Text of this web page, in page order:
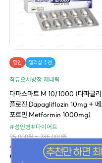
할인 델리샵 추천
직듀오서방정 제네릭
다파스마트 M 10/1000 (다파글리
플로진 Dapagliflozin 10mg + 메
포르민 Metformin 1000mg)
#성인병#다이어트
95,000원 ~ 285,000원
40%
95,000원 ~ 170,000원